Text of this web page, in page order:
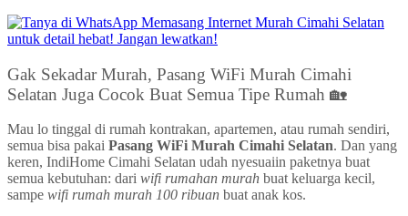
Gak Sekadar Murah, Pasang WiFi Murah Cimahi
Selatan Juga Cocok Buat Semua Tipe Rumah 🏡
Mau lo tinggal di rumah kontrakan, apartemen, atau rumah sendiri,
semua bisa pakai Pasang WiFi Murah Cimahi Selatan. Dan yang
keren, IndiHome Cimahi Selatan udah nyesuaiin paketnya buat
semua kebutuhan: dari wifi rumahan murah buat keluarga kecil,
sampe wifi rumah murah 100 ribuan buat anak kos.